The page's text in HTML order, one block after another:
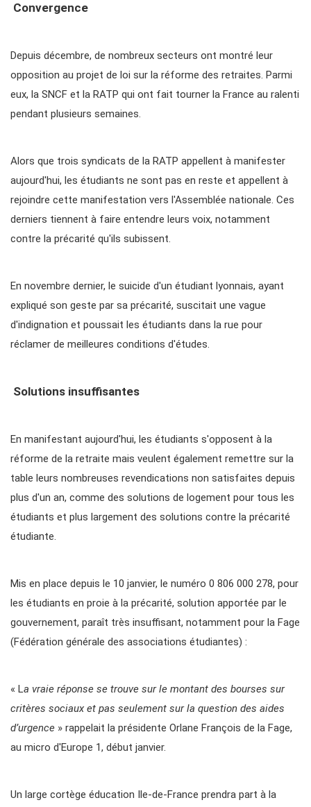
Convergence
Depuis décembre, de nombreux secteurs ont montré leur
opposition au projet de loi sur la réforme des retraites. Parmi
eux, la SNCF et la RATP qui ont fait tourner la France au ralenti
pendant plusieurs semaines.
Alors que trois syndicats de la RATP appellent à manifester
aujourd'hui, les étudiants ne sont pas en reste et appellent à
rejoindre cette manifestation vers l'Assemblée nationale. Ces
derniers tiennent à faire entendre leurs voix, notamment
contre la précarité qu'ils subissent.
En novembre dernier, le suicide d'un étudiant lyonnais, ayant
expliqué son geste par sa précarité, suscitait une vague
d'indignation et poussait les étudiants dans la rue pour
réclamer de meilleures conditions d'études.
Solutions insuffisantes
En manifestant aujourd'hui, les étudiants s'opposent à la
réforme de la retraite mais veulent également remettre sur la
table leurs nombreuses revendications non satisfaites depuis
plus d'un an, comme des solutions de logement pour tous les
étudiants et plus largement des solutions contre la précarité
étudiante.
Mis en place depuis le 10 janvier, le numéro 0 806 000 278, pour
les étudiants en proie à la précarité, solution apportée par le
gouvernement, paraît très insuffisant, notamment pour la Fage
(Fédération générale des associations étudiantes) :
« La vraie réponse se trouve sur le montant des bourses sur
critères sociaux et pas seulement sur la question des aides
d’urgence » rappelait la présidente Orlane François de la Fage,
au micro d'Europe 1, début janvier.
Un large cortège éducation Ile-de-France prendra part à la